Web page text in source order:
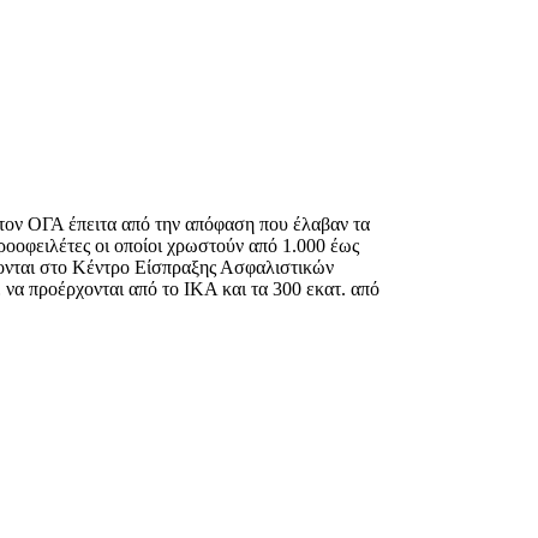
ΟΓΑ έπειτα από την απόφαση που έλαβαν τα
οι οποίοι χρωστούν από 1.000 έως
στο Κέντρο Είσπραξης Ασφαλιστικών
προέρχονται από το ΙΚΑ και τα 300 εκατ. από